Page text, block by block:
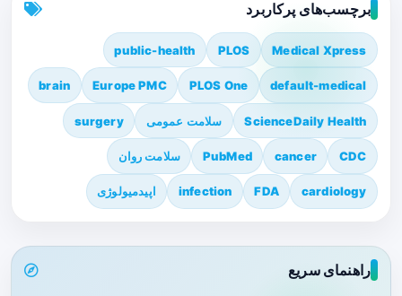
برچسب‌های پرکاربرد
Medical Xpress
PLOS
public-health
default-medical
PLOS One
Europe PMC
brain
ScienceDaily Health سلامت عمومی surgery
CDC
cancer
PubMed سلامت روان
cardiology
FDA
infection اپیدمیولوژی
راهنمای سریع